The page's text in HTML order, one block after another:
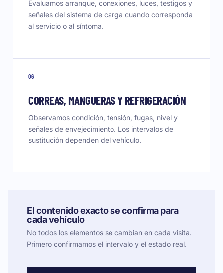
Evaluamos arranque, conexiones, luces, testigos y
señales del sistema de carga cuando corresponda
al servicio o al síntoma.
06
CORREAS, MANGUERAS Y REFRIGERACIÓN
Observamos condición, tensión, fugas, nivel y
señales de envejecimiento. Los intervalos de
sustitución dependen del vehículo.
El contenido exacto se confirma para
cada vehículo
No todos los elementos se cambian en cada visita.
Primero confirmamos el intervalo y el estado real.